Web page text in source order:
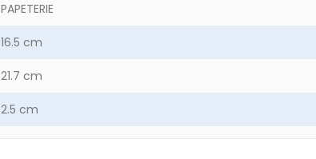
PAPETERIE
16.5 cm
21.7 cm
2.5 cm